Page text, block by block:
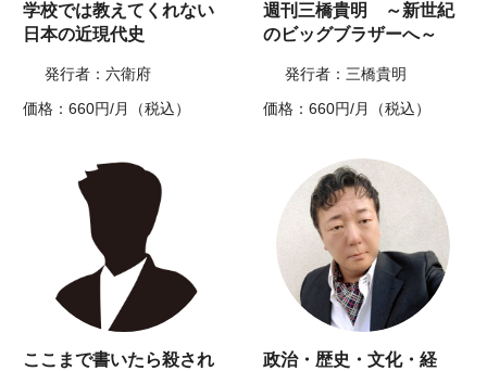
学校では教えてくれない
日本の近現代史
発行者：六衛府
価格：660円/月（税込）
週刊三橋貴明 ～新世紀
のビッグブラザーへ～
発行者：三橋貴明
価格：660円/月（税込）
ここまで書いたら殺され
政治・歴史・文化・経